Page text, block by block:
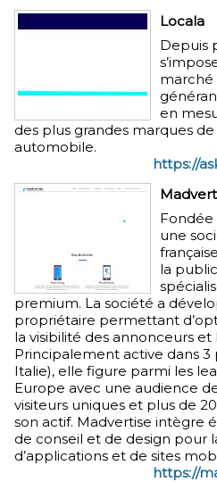
Locala
Depuis
marché
en
des plus grandes marques
automobile.
https://
Fondée
une
la
premium. La société a
propriétaire permettant
la visibilité des annonceurs
Principalement active dans 3
Italie), elle figure parmi les
Europe avec une audience
visiteurs uniques et plus de
son actif. Madvertise intègre
de conseil et de design pour
d’applications et de sites
https://